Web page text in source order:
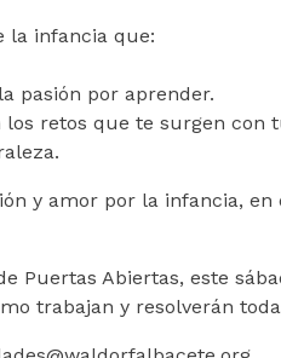
la infancia que:
pasión por aprender.
retos que te surgen con
y amor por la infancia, en
Puertas Abiertas, este
trabajan y resolverán